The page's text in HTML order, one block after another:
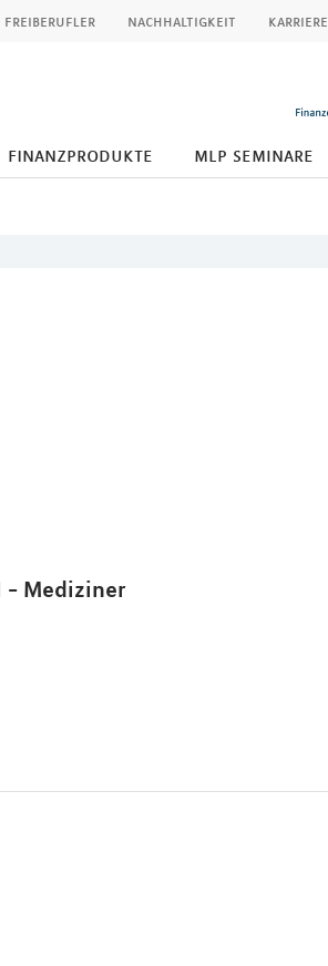
freiberufler nachhaltigkeit karriere
finanzprodukte mlp seminare
- Mediziner